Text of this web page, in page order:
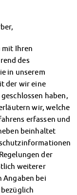
mit Ihren
des
in unserem
der wir eine
haben,
wir, welche
erfassen und
beinhaltet
der
weiterer
Angaben bei